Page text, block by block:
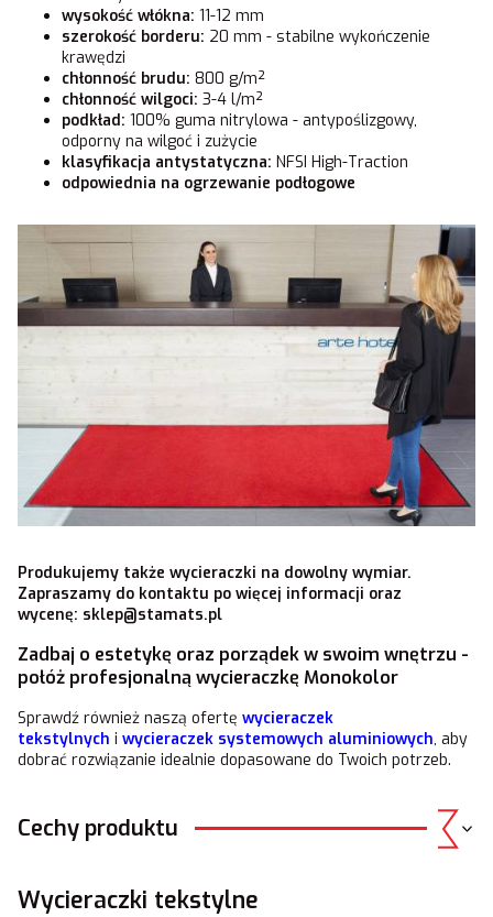
wysokość włókna: 11-12 mm
szerokość borderu: 20 mm - stabilne wykończenie
krawędzi
chłonność brudu: 800 g/m²
chłonność wilgoci: 3-4 l/m²
podkład: 100% guma nitrylowa - antypoślizgowy,
odporny na wilgoć i zużycie
klasyfikacja antystatyczna: NFSI High-Traction
odpowiednia na ogrzewanie podłogowe
Produkujemy także wycieraczki na dowolny wymiar.
Zapraszamy do kontaktu po więcej informacji oraz
wycenę: sklep@stamats.pl
Zadbaj o estetykę oraz porządek w swoim wnętrzu -
połóż profesjonalną wycieraczkę Monokolor
Sprawdź również naszą ofertę wycieraczek
tekstylnych i wycieraczek systemowych aluminiowych, aby
dobrać rozwiązanie idealnie dopasowane do Twoich potrzeb.
Cechy produktu
Wycieraczki tekstylne